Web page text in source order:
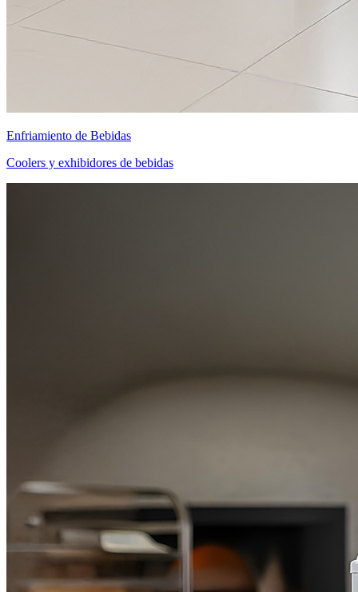
Enfriamiento de Bebidas
Coolers y exhibidores de bebidas